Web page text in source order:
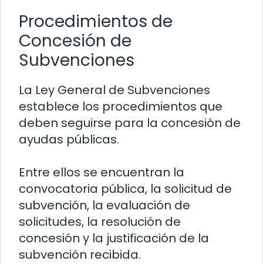
Procedimientos de
Concesión de
Subvenciones
La Ley General de Subvenciones
establece los procedimientos que
deben seguirse para la concesión de
ayudas públicas.
Entre ellos se encuentran la
convocatoria pública, la solicitud de
subvención, la evaluación de
solicitudes, la resolución de
concesión y la justificación de la
subvención recibida.